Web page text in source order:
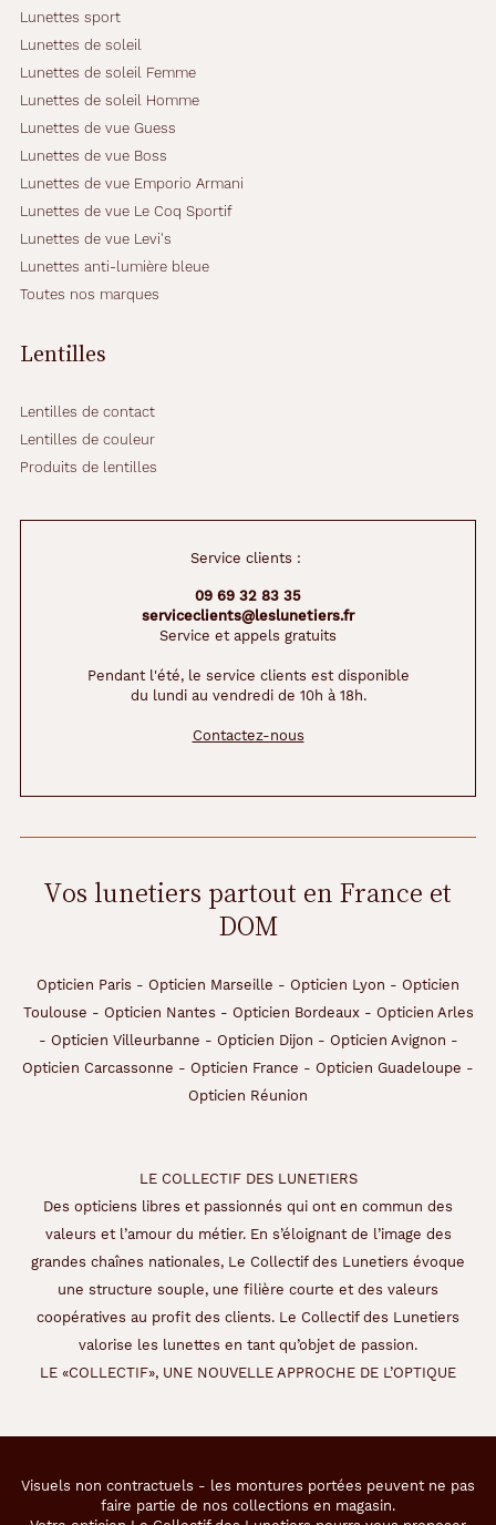
m
+
3
é
t
i
s
.
Détails
techniques
Fournisseur
&
Lomb
France
Lunettes sport
Lunettes de soleil
Lunettes de soleil Femme
Lunettes de soleil Homme
Lunettes de vue Guess
Lunettes de vue Boss
Lunettes de vue Emporio Armani
Lunettes de vue Le Coq Sportif
Lunettes de vue Levi's
Lunettes anti-lumière bleue
Toutes nos marques
Lentilles
Lentilles de contact
Lentilles de couleur
Produits de lentilles
Service clients :
09 69 32 83 35
serviceclients@leslunetiers.fr
Service et appels gratuits
Pendant l'été, le service clients est disponible
du lundi au vendredi de 10h à 18h.
Contactez-nous
Vos lunetiers partout en France et
DOM
Opticien Paris - Opticien Marseille - Opticien Lyon - Opticien
Toulouse - Opticien Nantes - Opticien Bordeaux- Opticien Arles
- Opticien Villeurbanne - Opticien Dijon - Opticien Avignon -
Opticien Carcassonne - Opticien France - Opticien Guadeloupe -
Opticien Réunion
LE COLLECTIF DES LUNETIERS
Des opticiens libres et passionnés qui ont en commun des
valeurs et l’amour du métier. En s’éloignant de l’image des
grandes chaînes nationales, Le Collectif des Lunetiers évoque
une structure souple, une filière courte et des valeurs
coopératives au profit des clients. Le Collectif des Lunetiers
valorise les lunettes en tant qu’objet de passion.
LE «COLLECTIF», UNE NOUVELLE APPROCHE DE L’OPTIQUE
Visuels non contractuels - les montures portées peuvent ne pas
faire partie de nos collections en magasin.